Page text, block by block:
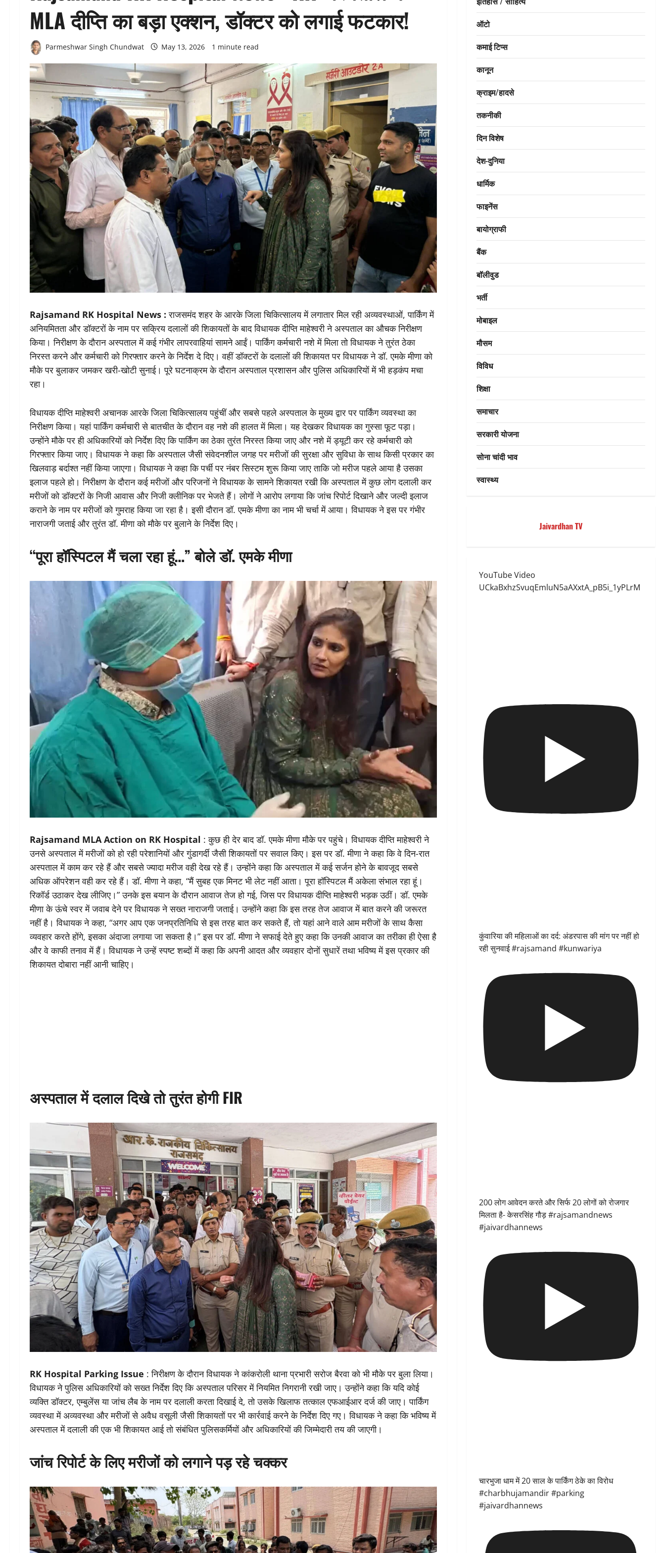
MLA दीप्ति का बड़ा एक्शन, डॉक्टर को लगाई फटकार!
Parmeshwar Singh Chundwat May 13, 2026 1 minute read
Rajsamand RK Hospital News :राजसमंद शहर के आरके जिला चिकित्सालय में लगातार मिल रही अव्यवस्थाओं, पार्किंग में
अनियमितता और डॉक्टरों के नाम पर सक्रिय दलालों की शिकायतों के बाद विधायक दीप्ति माहेश्वरी ने अस्पताल का औचक निरीक्षण
किया। निरीक्षण के दौरान अस्पताल में कई गंभीर लापरवाहियां सामने आईं। पार्किंग कर्मचारी नशे में मिला तो विधायक ने तुरंत ठेका
निरस्त करने और कर्मचारी को गिरफ्तार करने के निर्देश दे दिए। वहीं डॉक्टरों के दलालों की शिकायत पर विधायक ने डॉ. एमके मीणा को
मौके पर बुलाकर जमकर खरी-खोटी सुनाई। पूरे घटनाक्रम के दौरान अस्पताल प्रशासन और पुलिस अधिकारियों में भी हड़कंप मचा
रहा।
विधायक दीप्ति माहेश्वरी अचानक आरके जिला चिकित्सालय पहुंचीं और सबसे पहले अस्पताल के मुख्य द्वार पर पार्किंग व्यवस्था का
निरीक्षण किया। यहां पार्किंग कर्मचारी से बातचीत के दौरान वह नशे की हालत में मिला। यह देखकर विधायक का गुस्सा फूट पड़ा।
उन्होंने मौके पर ही अधिकारियों को निर्देश दिए कि पार्किंग का ठेका तुरंत निरस्त किया जाए और नशे में ड्यूटी कर रहे कर्मचारी को
गिरफ्तार किया जाए। विधायक ने कहा कि अस्पताल जैसी संवेदनशील जगह पर मरीजों की सुरक्षा और सुविधा के साथ किसी प्रकार का
खिलवाड़ बर्दाश्त नहीं किया जाएगा। विधायक ने कहा कि पर्ची पर नंबर सिस्टम शुरू किया जाए ताकि जाे मरीज पहले आया है उसका
इलाज पहले हो। निरीक्षण के दौरान कई मरीजों और परिजनों ने विधायक के सामने शिकायत रखी कि अस्पताल में कुछ लोग दलाली कर
मरीजों को डॉक्टरों के निजी आवास और निजी क्लीनिक पर भेजते हैं। लोगों ने आरोप लगाया कि जांच रिपोर्ट दिखाने और जल्दी इलाज
कराने के नाम पर मरीजों को गुमराह किया जा रहा है। इसी दौरान डॉ. एमके मीणा का नाम भी चर्चा में आया। विधायक ने इस पर गंभीर
नाराजगी जताई और तुरंत डॉ. मीणा को मौके पर बुलाने के निर्देश दिए।
“पूरा हॉस्पिटल मैं चला रहा हूं…” बोले डॉ. एमके मीणा
Rajsamand MLA Action on RK Hospital : कुछ ही देर बाद डॉ. एमके मीणा मौके पर पहुंचे। विधायक दीप्ति माहेश्वरी ने
उनसे अस्पताल में मरीजों को हो रही परेशानियों और गुंडागर्दी जैसी शिकायतों पर सवाल किए। इस पर डॉ. मीणा ने कहा कि वे दिन-रात
अस्पताल में काम कर रहे हैं और सबसे ज्यादा मरीज वही देख रहे हैं। उन्होंने कहा कि अस्पताल में कई सर्जन होने के बावजूद सबसे
अधिक ऑपरेशन वही कर रहे हैं। डॉ. मीणा ने कहा, “मैं सुबह एक मिनट भी लेट नहीं आता। पूरा हॉस्पिटल मैं अकेला संभाल रहा हूं।
रिकॉर्ड उठाकर देख लीजिए।” उनके इस बयान के दौरान आवाज तेज हो गई, जिस पर विधायक दीप्ति माहेश्वरी भड़क उठीं। डॉ. एमके
मीणा के ऊंचे स्वर में जवाब देने पर विधायक ने सख्त नाराजगी जताई। उन्होंने कहा कि इस तरह तेज आवाज में बात करने की जरूरत
नहीं है। विधायक ने कहा, “अगर आप एक जनप्रतिनिधि से इस तरह बात कर सकते हैं, तो यहां आने वाले आम मरीजों के साथ कैसा
व्यवहार करते होंगे, इसका अंदाजा लगाया जा सकता है।” इस पर डॉ. मीणा ने सफाई देते हुए कहा कि उनकी आवाज का तरीका ही ऐसा है
और वे काफी तनाव में हैं। विधायक ने उन्हें स्पष्ट शब्दों में कहा कि अपनी आदत और व्यवहार दोनों सुधारें तथा भविष्य में इस प्रकार की
शिकायत दोबारा नहीं आनी चाहिए।
अस्पताल में दलाल दिखे तो तुरंत होगी FIR
RK Hospital Parking Issue : निरीक्षण के दौरान विधायक ने कांकरोली थाना प्रभारी सरोज बैरवा को भी मौके पर बुला लिया।
विधायक ने पुलिस अधिकारियों को सख्त निर्देश दिए कि अस्पताल परिसर में नियमित निगरानी रखी जाए। उन्होंने कहा कि यदि कोई
व्यक्ति डॉक्टर, एम्बुलेंस या जांच लैब के नाम पर दलाली करता दिखाई दे, तो उसके खिलाफ तत्काल एफआईआर दर्ज की जाए। पार्किंग
व्यवस्था में अव्यवस्था और मरीजों से अवैध वसूली जैसी शिकायतों पर भी कार्रवाई करने के निर्देश दिए गए। विधायक ने कहा कि भविष्य में
अस्पताल में दलाली की एक भी शिकायत आई तो संबंधित पुलिसकर्मियों और अधिकारियों की जिम्मेदारी तय की जाएगी।
जांच रिपोर्ट के लिए मरीजों को लगाने पड़ रहे चक्कर
ऑटो
कमाई टिप्स
कानून
क्राइम/हादसे
तकनीकी
दिन विशेष
देश-दुनिया
धार्मिक
फाइनेंस
बायोग्राफी
बैंक
बॉलीवुड
भर्ती
मोबाइल
मौसम
विविध
शिक्षा
समाचार
सरकारी योजना
सोना चांदी भाव
स्वास्थ्य
Jaivardhan TV
YouTube Video
UCkaBxhzSvuqEmluN5aAXxtA_pB5i_1yPLrM
कुंवारिया की महिलाओं का दर्द: अंडरपास की मांग पर नहीं हो
रही सुनवाई #rajsamand #kunwariya
200 लोग आवेदन करते और सिर्फ 20 लोगों को रोजगार
मिलता है- केसरसिंह गौड़ #rajsamandnews
#jaivardhannews
चारभुजा धाम में 20 साल के पार्किंग ठेके का विरोध
#charbhujamandir #parking
#jaivardhannews